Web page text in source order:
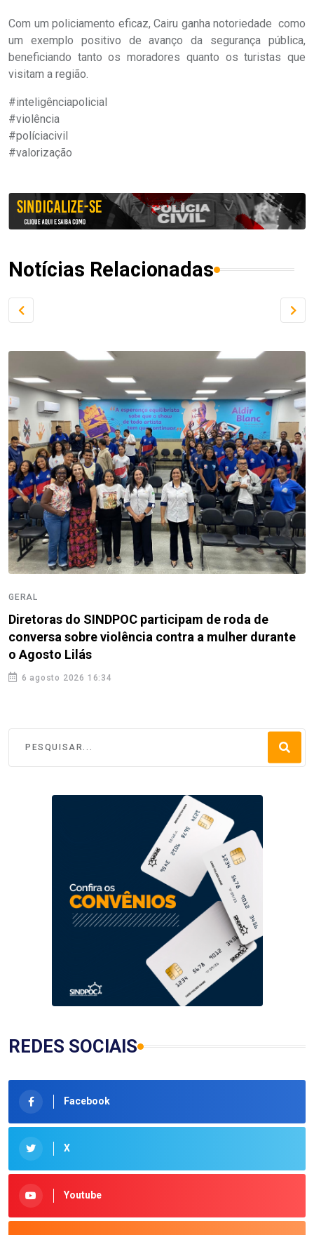
Com um policiamento eficaz, Cairu ganha notoriedade como
um exemplo positivo de avanço da segurança pública,
beneficiando tanto os moradores quanto os turistas que
visitam a região.
#inteligênciapolicial
#violência
#políciacivil
#valorização
Notícias Relacionadas
GERAL
Diretoras do SINDPOC participam de roda de
conversa sobre violência contra a mulher durante
o Agosto Lilás
6 agosto 2026 16:34
REDES SOCIAIS
Facebook
X
Youtube